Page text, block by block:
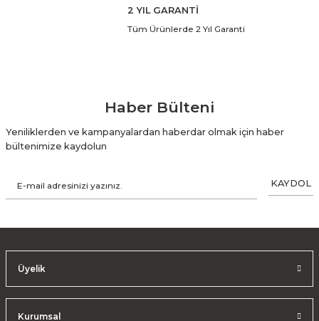
2 YIL GARANTİ
Tüm Ürünlerde 2 Yıl Garanti
Haber Bülteni
Yeniliklerden ve kampanyalardan haberdar olmak için haber
bültenimize kaydolun
KAYDOL
Üyelik
Kurumsal